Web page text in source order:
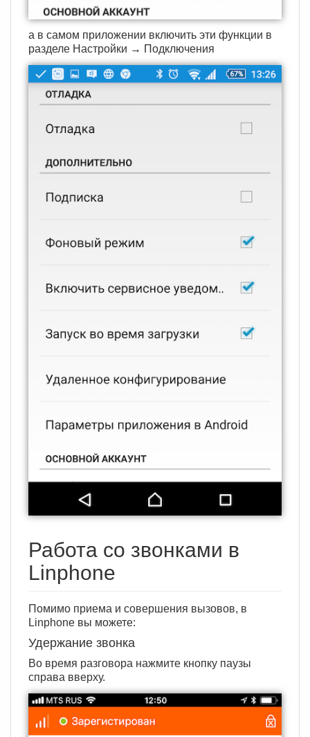
а в самом приложении включить эти функции в
разделе Настройки → Подключения
Работа со звонками в
Linphone
Помимо приема и совершения вызовов, в
Linphone вы можете:
Удержание звонка
Во время разговора нажмите кнопку паузы
справа вверху.